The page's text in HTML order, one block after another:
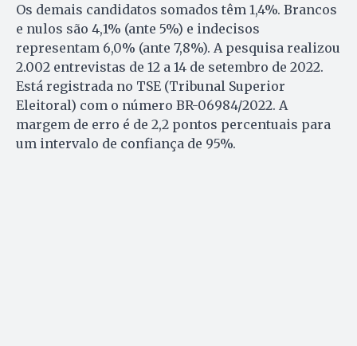
Os demais candidatos somados têm 1,4%. Brancos
e nulos são 4,1% (ante 5%) e indecisos
representam 6,0% (ante 7,8%). A pesquisa realizou
2.002 entrevistas de 12 a 14 de setembro de 2022.
Está registrada no TSE (Tribunal Superior
Eleitoral) com o número BR-06984/2022. A
margem de erro é de 2,2 pontos percentuais para
um intervalo de confiança de 95%.